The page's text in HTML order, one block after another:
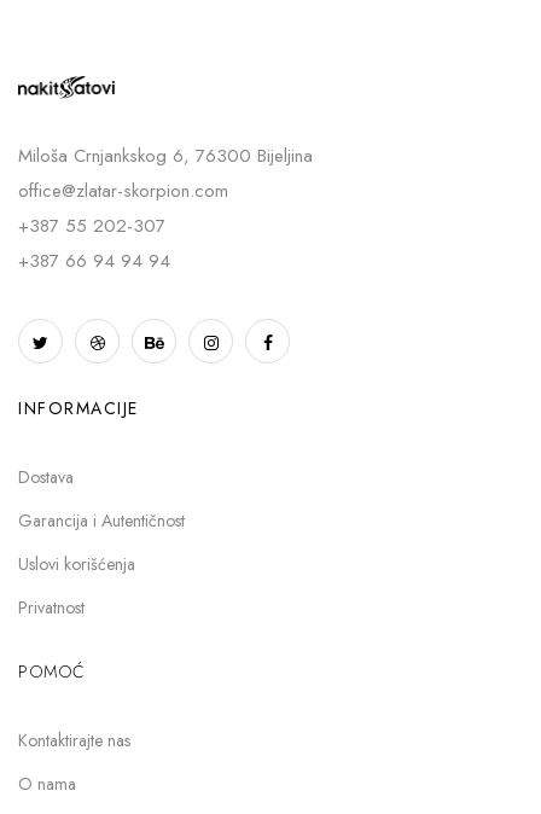
Miloša Crnjankskog 6, 76300 Bijeljina
office@zlatar-skorpion.com
+387 55 202-307
+387 66 94 94 94
INFORMACIJE
Dostava
Garancija i Autentičnost
Uslovi korišćenja
Privatnost
POMOĆ
Kontaktirajte nas
O nama